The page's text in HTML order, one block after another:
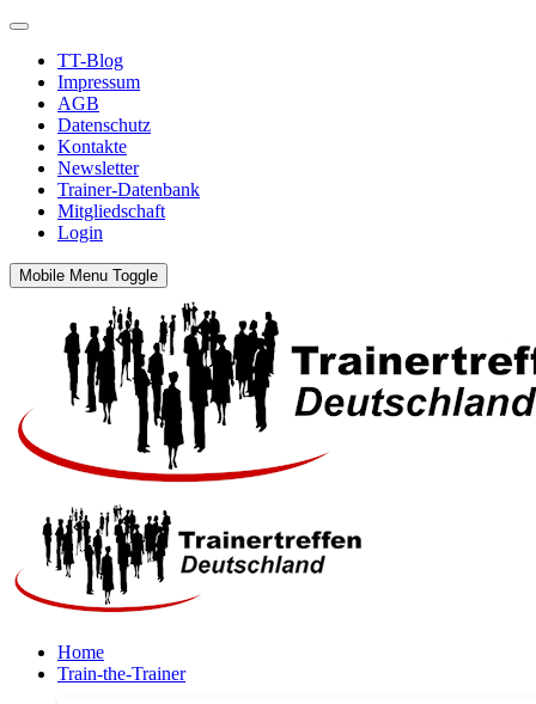
TT-Blog
Impressum
AGB
Datenschutz
Kontakte
Newsletter
Trainer-Datenbank
Mitgliedschaft
Login
Mobile Menu Toggle
Home
Train-the-Trainer